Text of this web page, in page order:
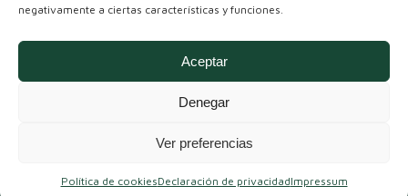
negativamente a ciertas características y funciones.
Aceptar
Denegar
Ver preferencias
Política de cookiesDeclaración de privacidadImpressum
Coordinadora Andaluza de Organizaciones